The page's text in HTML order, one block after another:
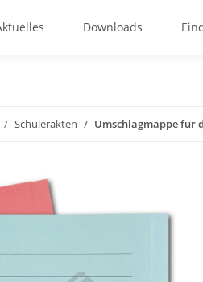
Downloads
Schülerakten Umschlagmappe für